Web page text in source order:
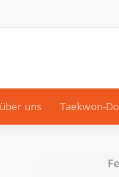
über uns Taekwon-Do